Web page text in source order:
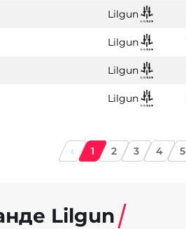
Lilgun
Lilgun
Lilgun
Lilgun
‹ 1 2 3 4 5
Lilgun